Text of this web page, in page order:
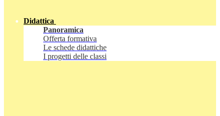
Didattica
Panoramica
Offerta formativa
Le schede didattiche
I progetti delle classi